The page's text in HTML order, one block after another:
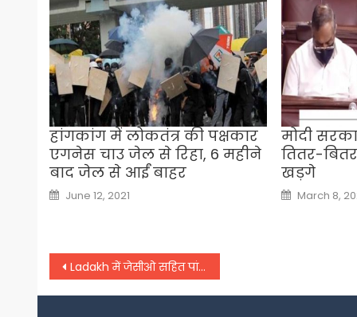
हांगकांग में लोकतंत्र की पक्षकार
एगनेस चाउ जेल से रिहा, 6 महीने
बाद जेल से आईं बाहर
Posted
on
June 12, 2021
मोदी
तितर-
खड़गे
Posted
on
March 8,
Post
navigation
Ladakh में जेसीओ सहित पांच जवान बलिदान, टैंक अभ्यास के दौरान बड़ा हादसा